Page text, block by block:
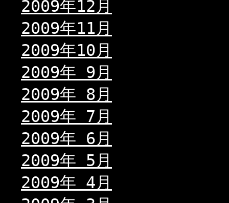
2009年12月
2009年11月
2009年10月
2009年 9月
2009年 8月
2009年 7月
2009年 6月
2009年 5月
2009年 4月